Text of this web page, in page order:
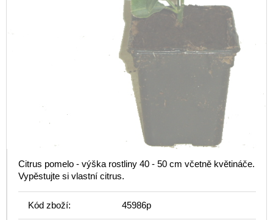
Citrus pomelo - výška rostliny 40 - 50 cm včetně květináče.
Vypěstujte si vlastní citrus.
Kód zboží: 45986p